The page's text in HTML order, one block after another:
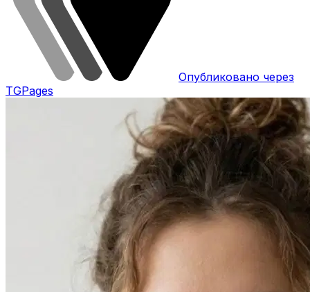
Опубликовано через
TGPages